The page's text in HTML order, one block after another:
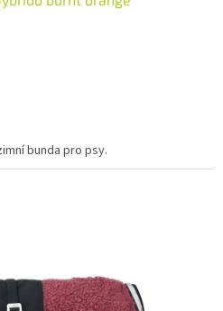
bunda pro psy.